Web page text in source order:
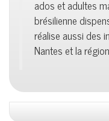
ados et adultes
brésilienne
réalise aussi des
Nantes et la